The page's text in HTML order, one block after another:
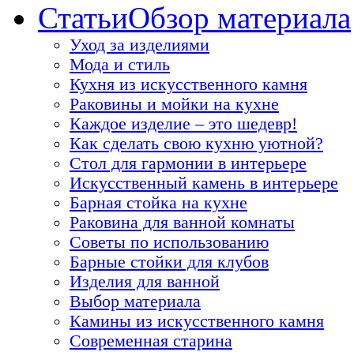
СтатьиОбзор материала
Уход за изделиями
Мода и стиль
Кухня из искусственного камня
Раковины и мойки на кухне
Каждое изделие – это шедевр!
Как сделать свою кухню уютной?
Стол для гармонии в интерьере
Искусственный камень в интерьере
Барная стойка на кухне
Раковина для ванной комнаты
Советы по использованию
Барные стойки для клубов
Изделия для ванной
Выбор материала
Камины из искусственного камня
Современная старина